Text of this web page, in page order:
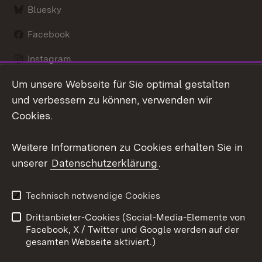
Bluesky
Facebook
Instagram
LinkedIn
Datenschutz
Barrierefreiheit
Impressum
Cookies
Um unsere Webseite für Sie optimal gestalten
und verbessern zu können, verwenden wir
Cookies.
Weitere Informationen zu Cookies erhalten Sie in
unserer Datenschutzerklärung.
Technisch notwendige Cookies
Drittanbieter-Cookies (Social-Media-Elemente von
Facebook, X / Twitter und Google werden auf der
gesamten Webseite aktiviert.)